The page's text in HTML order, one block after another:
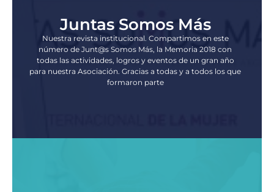
Juntas Somos Más
Nuestra revista institucional. Compartimos en este
número de Junt@s Somos Más, la Memoria 2018 con
todas las actividades, logros y eventos de un gran año
para nuestra Asociación. Gracias a todas y a todos los que
formaron parte